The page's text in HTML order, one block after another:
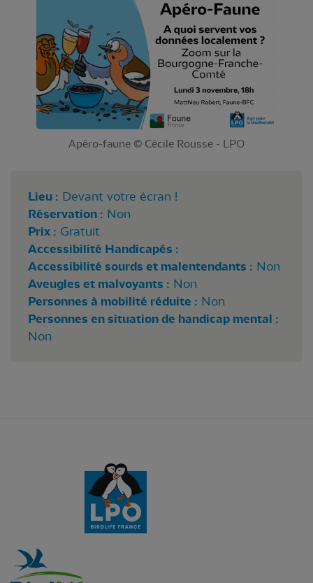
Apéro-faune © Cécile Rousse - LPO
Lieu : Devant votre écran !
Réservation : Non
Prix : Gratuit
Accessibilité Handicapés :
Accessibilité sourds et malentendants : Non
Aveugles et malvoyants : Non
Personnes à mobilité réduite : Non
Personnes en situation de handicap mental :
Non